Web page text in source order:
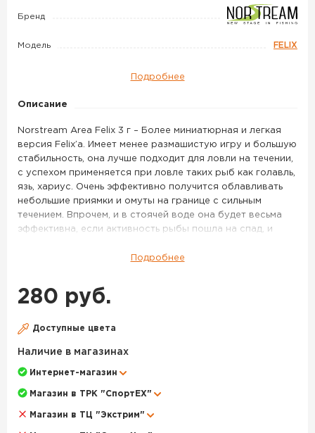
NORSTREAM
3
цв.
43
Бренд
Модель FELIX
Подробнее
Описание
Norstream Area Felix 3 г – Более миниатюрная и легкая
версия Felix’a. Имеет менее размашистую игру и большую
стабильность, она лучше подходит для ловли на течении,
с успехом применяется при ловле таких рыб как голавль,
язь, хариус. Очень эффективно получится облавливать
небольшие приямки и омуты на границе с сильным
течением. Впрочем, и в стоячей воде она будет весьма
эффективна, если активность рыбы пошла на спад, и
Area, то есть были разработаны экспертами Norstream
для форелевой рыбалки. Блесны получили вытянутую
изгиб. Это обеспечивает дразнящую игру при неспешной
акваториях. Приманки подходят для проводок у самой
поверхности и в толще воды. Модель весом 4,3 гр
рыбе. Более легкие колебалки Norstream Area Felix
подойдут для облавливания ближних дистанций.
Подробнее
280 руб.
Доступные цвета
Наличие в магазинах
Интернет-магазин
Магазин в ТРК "СпортЕХ"
Магазин в ТЦ "Экстрим"